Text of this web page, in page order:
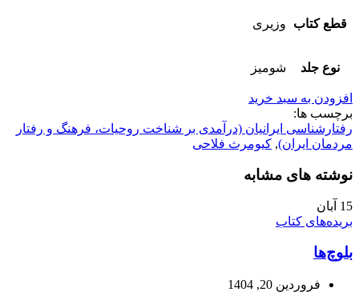
قطع کتاب وزیری
نوع جلد شومیز
افزودن به سبد خرید
برچسب ها:
رفتارشناسی ایرانیان (درآمدی بر شناخت روحیات، فرهنگ و رفتار
مردمان ایران), کیومرث فلاحی
نوشته های مشابه
15 آبان
بریده‌های کتاب
بلوچ‌ها
فروردین 20, 1404